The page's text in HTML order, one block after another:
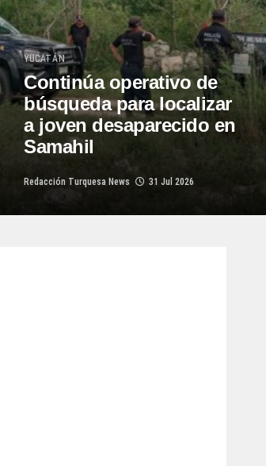
YUCATÁN
Continúa operativo de
búsqueda para localizar
a joven desaparecido en
Samahil
Redacción Turquesa News 31 Jul 2026